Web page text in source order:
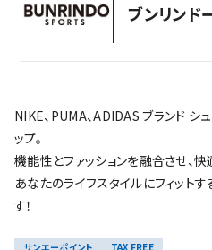
ブンリンド
NIKE、PUMA、ADIDAS ブランド シ
ップ。
機能性とファッションを融合させ、
あなたのライフスタイルにフィット
す！
サンエーポイント TAX FREE